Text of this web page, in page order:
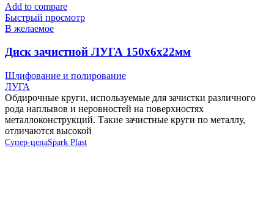
Add to compare
Быстрый просмотр
В желаемое
Диск зачистной ЛУГА 150х6х22мм
Шлифование и полирование
ЛУГА
Обдирочные круги, используемые для зачистки различного
рода наплывов и неровностей на поверхностях
металлоконструкций. Такие зачистные круги по металлу,
отличаются высокой
Супер-ценаSpark Plast